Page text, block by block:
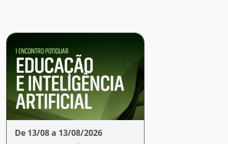
De 13/08 a 13/08/2026